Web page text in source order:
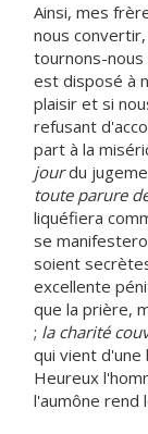
Ainsi, mes
nous
tournons-nous
est disposé à
plaisir et si
refusant
part à la
jourdu
toute parure
liquéfiera
se
soient
excellente
que la prière,
; la charité
qui vient d'une
Heureux
l'aumône rend